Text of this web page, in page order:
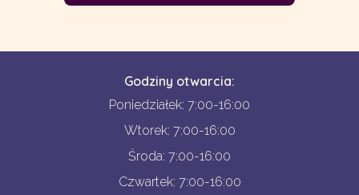
Godziny otwarcia:
Poniedziałek: 7:00-16:00
Wtorek: 7:00-16:00
Środa: 7:00-16:00
Czwartek: 7:00-16:00